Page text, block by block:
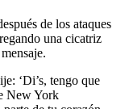
de los ataques
una cicatriz
‘Di’s, tengo que
New York